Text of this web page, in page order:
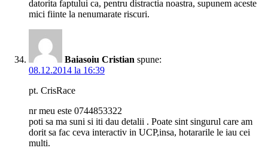
datorita faptului ca, pentru distractia noastra, supunem aceste
mici fiinte la nenumarate riscuri.
Baiasoiu Cristian spune:
08.12.2014 la 16:39
pt. CrisRace
nr meu este 0744853322
poti sa ma suni si iti dau detalii . Poate sint singurul care am
dorit sa fac ceva interactiv in UCP,insa, hotararile le iau cei
multi.